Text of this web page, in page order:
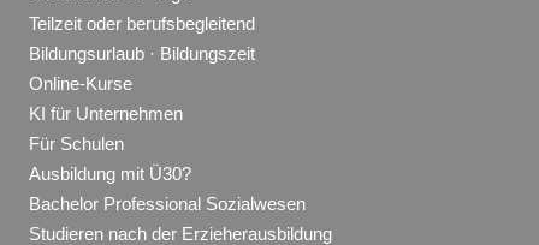
Teilzeit oder berufsbegleitend
Bildungsurlaub · Bildungszeit
Online-Kurse
KI für Unternehmen
Für Schulen
Ausbildung mit Ü30?
Bachelor Professional Sozialwesen
Studieren nach der Erzieherausbildung